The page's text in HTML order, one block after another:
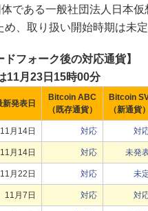
である一般社団法人日本仮
、取り扱い開始時期は未定
フォーク後の対応通貨】
11月23日15時00分
新発表日
Bitcoin ABC
（既存通貨）
Bitcoin
（新通貨）
11月14日 対応 対
11月14日 対応 未発
11月22日 対応 未
11月7日 対応 対